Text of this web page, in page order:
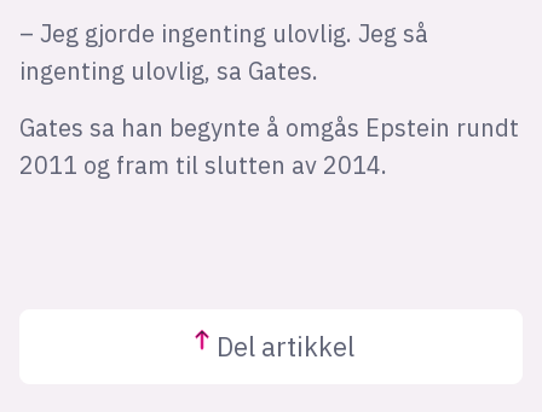
– Jeg gjorde ingenting ulovlig. Jeg så
ingenting ulovlig, sa Gates.
Gates sa han begynte å omgås Epstein rundt
2011 og fram til slutten av 2014.
Del artikkel